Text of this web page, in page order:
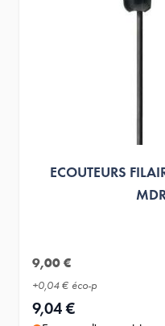
ECOUTEURS
9,00 €
+0,04 € éco-p
9,04 €